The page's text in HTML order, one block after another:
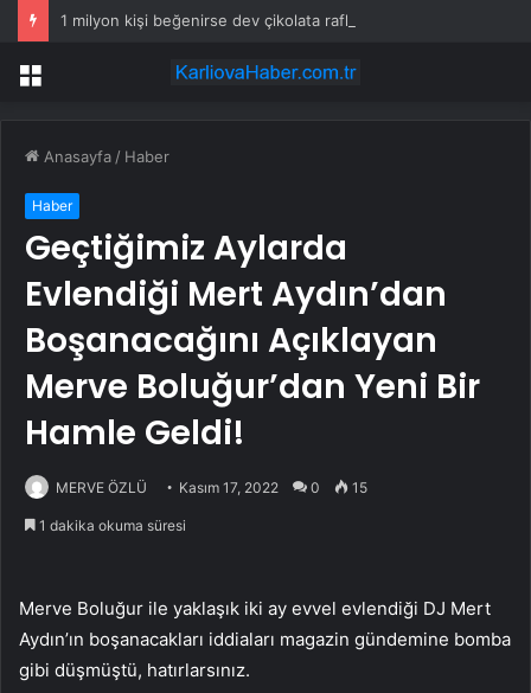
1 milyon kişi beğenirse dev çikolata raflara çıkacak
Menü
Anasayfa / Haber
Haber
Geçtiğimiz Aylarda
Evlendiği Mert Aydın’dan
Boşanacağını Açıklayan
Merve Boluğur’dan Yeni Bir
Hamle Geldi!
MERVE ÖZLÜ Kasım 17, 2022 0 15
1 dakika okuma süresi
Merve Boluğur ile yaklaşık iki ay evvel evlendiği DJ Mert
Aydın’ın boşanacakları iddiaları magazin gündemine bomba
gibi düşmüştü, hatırlarsınız.